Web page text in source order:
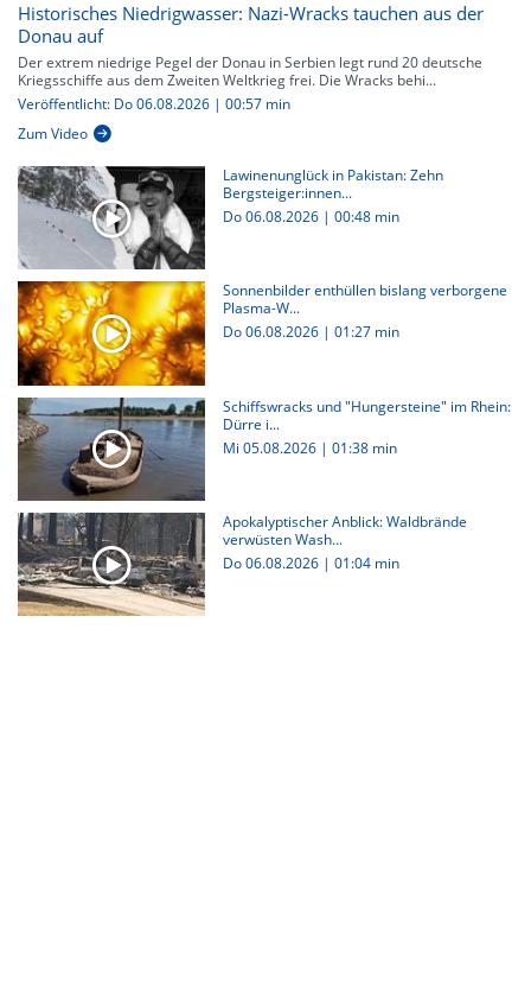
Historisches Niedrigwasser: Nazi-Wracks tauchen aus der
Donau auf
Der extrem niedrige Pegel der Donau in Serbien legt rund 20 deutsche
Kriegsschiffe aus dem Zweiten Weltkrieg frei. Die Wracks behi...
Veröffentlicht: Do 06.08.2026 | 00:57 min
Zum Video
Lawinenunglück in Pakistan: Zehn
Bergsteiger:innen...
Do 06.08.2026 | 00:48 min
Sonnenbilder enthüllen bislang verborgene
Plasma-W...
Do 06.08.2026 | 01:27 min
Schiffswracks und "Hungersteine" im Rhein:
Dürre i...
Mi 05.08.2026 | 01:38 min
Apokalyptischer Anblick: Waldbrände
verwüsten Wash...
Do 06.08.2026 | 01:04 min